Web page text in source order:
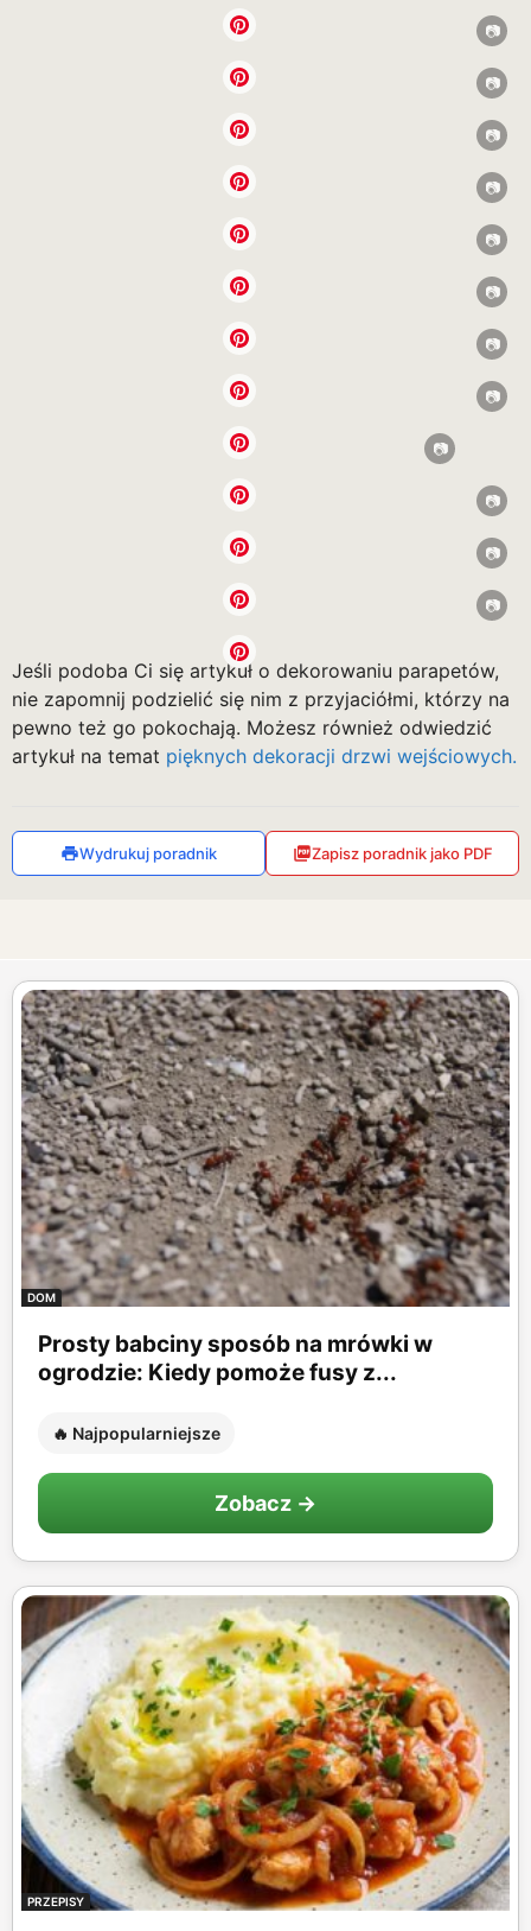
Jeśli podoba Ci się artykuł o dekorowaniu parapetów,
nie zapomnij podzielić się nim z przyjaciółmi, którzy na
pewno też go pokochają. Możesz również odwiedzić
artykuł na temat pięknych dekoracji drzwi wejściowych.
Wydrukuj poradnik Zapisz poradnik jako PDF
DOM
Prosty babciny sposób na mrówki w
ogrodzie: Kiedy pomoże fusy z...
🔥 Najpopularniejsze
Zobacz →
PRZEPISY